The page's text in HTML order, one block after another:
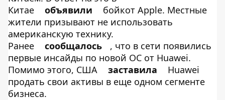
Китае
объявили
бойкот Apple. Местные
жители призывают не использовать
американскую технику.
Ранее
сообщалось
, что в сети появились
первые инсайды по новой ОС от Huawei.
Помимо этого, США
заставила
Huawei
продать свои активы в еще одном сегменте
бизнеса.